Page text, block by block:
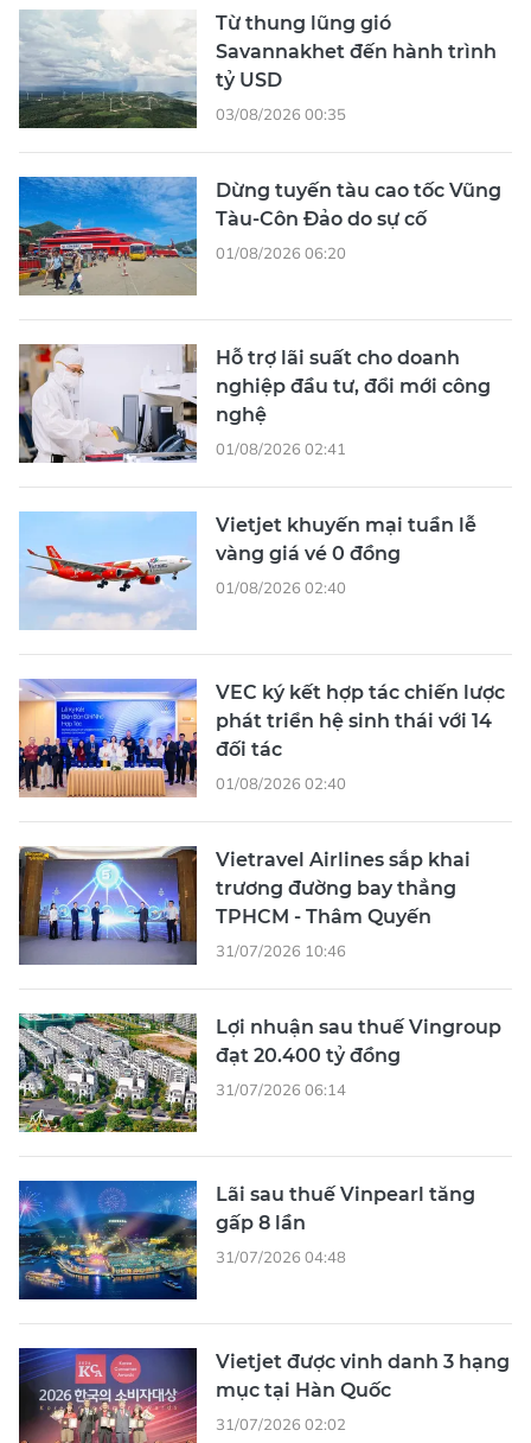
Từ thung lũng gió
Savannakhet đến hành trình
tỷ USD
03/08/2026 00:35
Dừng tuyến tàu cao tốc Vũng
Tàu-Côn Đảo do sự cố
01/08/2026 06:20
Hỗ trợ lãi suất cho doanh
nghiệp đầu tư, đổi mới công
nghệ
01/08/2026 02:41
Vietjet khuyến mại tuần lễ
vàng giá vé 0 đồng
01/08/2026 02:40
VEC ký kết hợp tác chiến lược
phát triển hệ sinh thái với 14
đối tác
01/08/2026 02:40
Vietravel Airlines sắp khai
trương đường bay thẳng
TPHCM - Thâm Quyến
31/07/2026 10:46
Lợi nhuận sau thuế Vingroup
đạt 20.400 tỷ đồng
31/07/2026 06:14
Lãi sau thuế Vinpearl tăng
gấp 8 lần
31/07/2026 04:48
Vietjet được vinh danh 3 hạng
mục tại Hàn Quốc
31/07/2026 02:02